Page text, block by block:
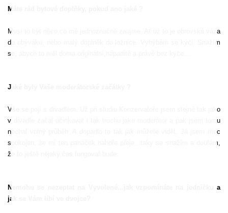
Máte rád bytové doplňky, pokud ano jaké ?
Musí to být něco co mě jednoznačně zaujme. Ať už to je obrovská váza
do obýváku, nebo malý doplněk do ložnice. Vyhýbám se kýči. Snažím
se, abych to měl doma originální,nápadité a právě bez kýče...
Jaké byly Vaše moderátorské začátky ?
Vše se pojí s divadlem. Už při studiu Konzervatoře jsem stejně tak jako
v divadle začal účinkovat i tak trochu jako moderátor a pak jsem tomu
nechal volný průběh..A dopadlo to tak jak můžete vidět. Já jsem moc
spokojen, že mi ten panáček nahoře přeje...taky se snažím a doufám,
že to ještě nějaký čas fungovat bude.
Nemohu se nezeptat na Vyvolené...jak vzpomínáte na jedničku a
jak se Vám líbí ve dvojce?